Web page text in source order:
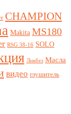
CHAMPION
Makita MS180
RSG 38-16 SOLO
Ликбез Масла
видео глушитель